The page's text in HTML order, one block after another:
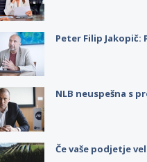
Peter Filip
NLB neuspešna s
Če vaše podjetje